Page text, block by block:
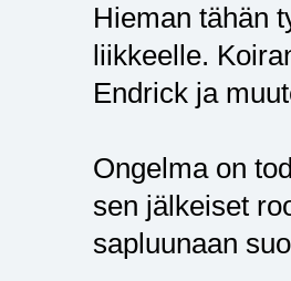
Hieman tähän
liikkeelle.
Endrick ja
Ongelma on
sen jälkeiset
sapluunaan